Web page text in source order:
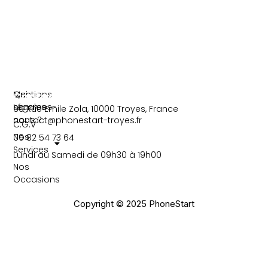
Mentions
Légales
C.G.V
Qui
sommes-
nous ?
Nos
Services
Nos
Occasions
Contact
60 Rue Emile Zola, 10000 Troyes, France
contact@phonestart-troyes.fr
09 82 54 73 64
Lundi au Samedi de 09h30 à 19h00
Copyright © 2025 PhoneStart